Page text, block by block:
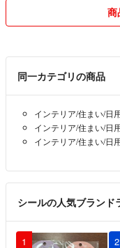
☆値下げは常識の範囲内
送料や手数料があるので
☆発送方法は定形外もし
保証がない為発送事故が
いたしますm(__)m
☆プラスチック類はプチ
証のある発送方法をお選
こちらも出来る限り丁寧
ます。
商
同一カテゴリの商品
インテリア/住まい/日
インテリア/住まい/日
インテリア/住まい/日
シールの人気ブランド
1 2